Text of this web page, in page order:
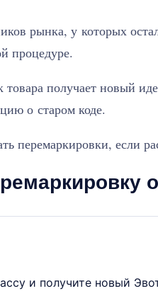
рынка, у которых
процедуре.
получает новый
о старом коде.
перемаркировки, если
и получите новый